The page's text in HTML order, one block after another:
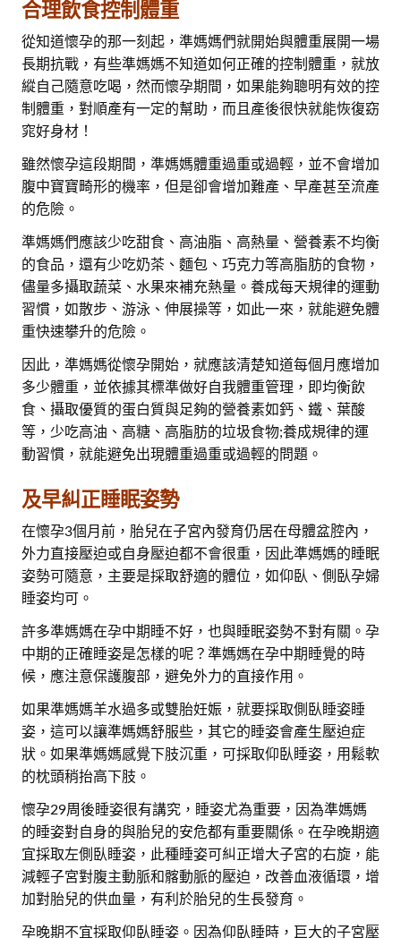
合理飲食控制體重
從知道懷孕的那一刻起，準媽媽們就開始與體重展開一場
長期抗戰，有些準媽媽不知道如何正確的控制體重，就放
縱自己隨意吃喝，然而懷孕期間，如果能夠聰明有效的控
制體重，對順產有一定的幫助，而且產後很快就能恢復窈
窕好身材！
雖然懷孕這段期間，準媽媽體重過重或過輕，並不會增加
腹中寶寶畸形的機率，但是卻會增加難產、早產甚至流產
的危險。
準媽媽們應該少吃甜食、高油脂、高熱量、營養素不均衡
的食品，還有少吃奶茶、麵包、巧克力等高脂肪的食物，
儘量多攝取蔬菜、水果來補充熱量。養成每天規律的運動
習慣，如散步、游泳、伸展操等，如此一來，就能避免體
重快速攀升的危險。
因此，準媽媽從懷孕開始，就應該清楚知道每個月應增加
多少體重，並依據其標準做好自我體重管理，即均衡飲
食、攝取優質的蛋白質與足夠的營養素如鈣、鐵、葉酸
等，少吃高油、高糖、高脂肪的垃圾食物;養成規律的運
動習慣，就能避免出現體重過重或過輕的問題。
及早糾正睡眠姿勢
在懷孕3個月前，胎兒在子宮內發育仍居在母體盆腔內，
外力直接壓迫或自身壓迫都不會很重，因此準媽媽的睡眠
姿勢可隨意，主要是採取舒適的體位，如仰臥、側臥孕婦
睡姿均可。
許多準媽媽在孕中期睡不好，也與睡眠姿勢不對有關。孕
中期的正確睡姿是怎樣的呢？準媽媽在孕中期睡覺的時
候，應注意保護腹部，避免外力的直接作用。
如果準媽媽羊水過多或雙胎妊娠，就要採取側臥睡姿睡
姿，這可以讓準媽媽舒服些，其它的睡姿會產生壓迫症
狀。如果準媽媽感覺下肢沉重，可採取仰臥睡姿，用鬆軟
的枕頭稍抬高下肢。
懷孕29周後睡姿很有講究，睡姿尤為重要，因為準媽媽
的睡姿對自身的與胎兒的安危都有重要關係。在孕晚期適
宜採取左側臥睡姿，此種睡姿可糾正增大子宮的右旋，能
減輕子宮對腹主動脈和髂動脈的壓迫，改善血液循環，增
加對胎兒的供血量，有利於胎兒的生長發育。
孕晚期不宜採取仰臥睡姿。因為仰臥睡時，巨大的子宮壓